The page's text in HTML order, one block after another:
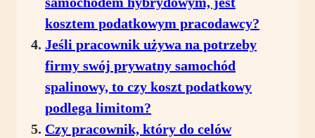
kosztem podatkowym pracodawcy?
Jeśli pracownik używa na potrzeby
firmy swój prywatny samochód
spalinowy, to czy koszt podatkowy
podlega limitom?
Czy pracownik, który do celów